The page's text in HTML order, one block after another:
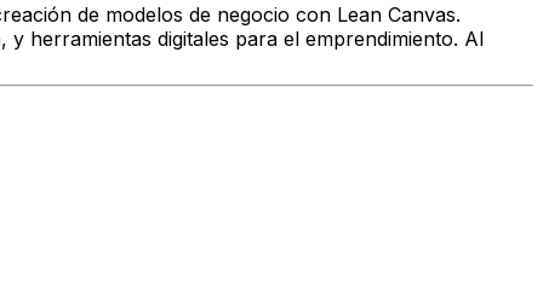
de modelos de negocio con Lean Canvas.
herramientas digitales para el emprendimiento. Al